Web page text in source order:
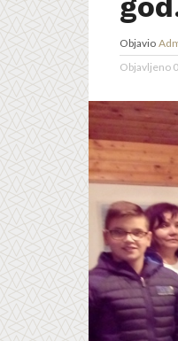
Objavio
Objavljeno